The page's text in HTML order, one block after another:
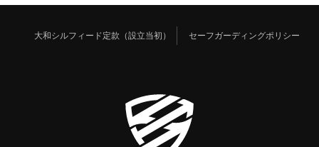
大和シルフィード定款（設立当初） セーフガーディングポリシー